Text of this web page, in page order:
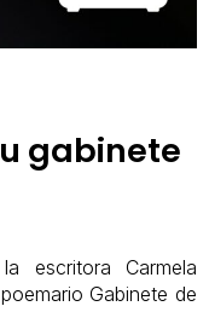
gabinete
escritora Carmela
Gabinete de